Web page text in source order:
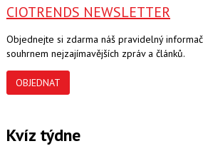
CIOTRENDS NEWSLETTER
Objednejte si zdarma náš pravidelný
souhrnem nejzajímavějších zpráv a článků.
OBJEDNAT
Kvíz týdne